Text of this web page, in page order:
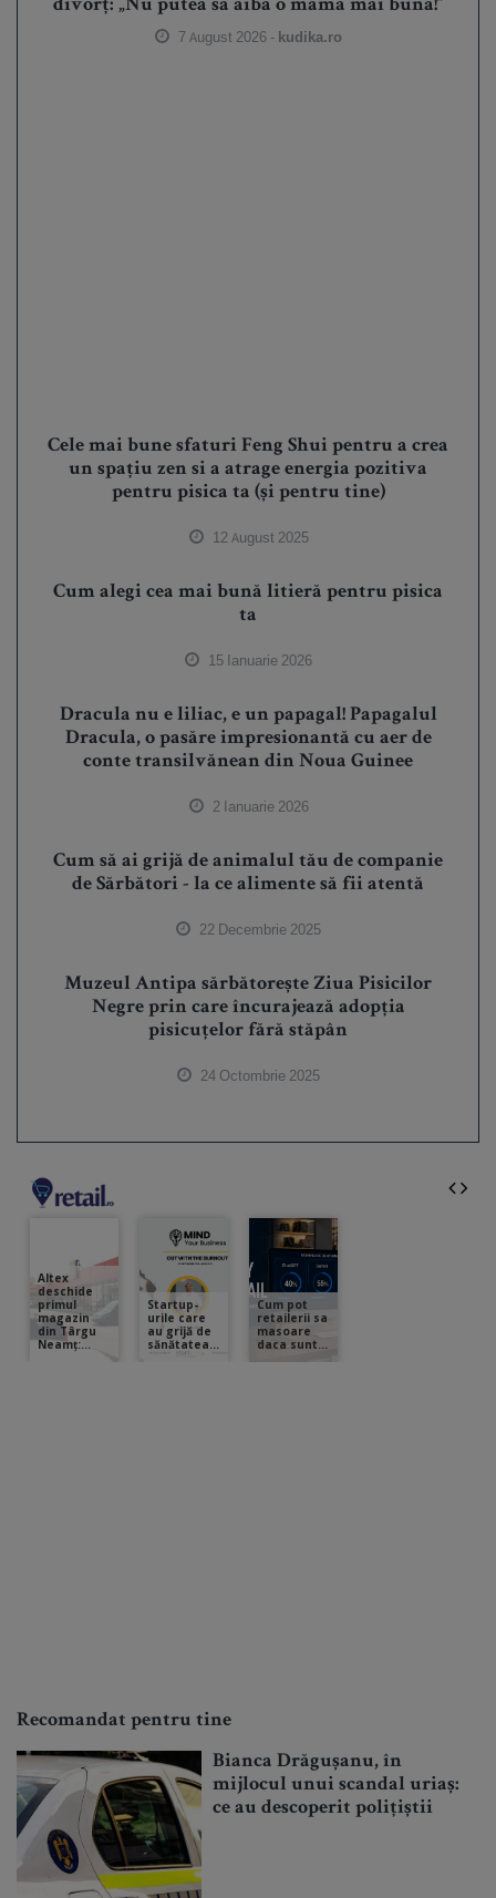
divorț: „Nu putea să aibă o mamă mai bună!”
7 August 2026 - kudika.ro
Cele mai bune sfaturi Feng Shui pentru a crea
un spațiu zen si a atrage energia pozitiva
pentru pisica ta (și pentru tine)
12 August 2025
Cum alegi cea mai bună litieră pentru pisica
ta
15 Ianuarie 2026
Dracula nu e liliac, e un papagal! Papagalul
Dracula, o pasăre impresionantă cu aer de
conte transilvănean din Noua Guinee
2 Ianuarie 2026
Cum să ai grijă de animalul tău de companie
de Sărbători - la ce alimente să fii atentă
22 Decembrie 2025
Muzeul Antipa sărbătorește Ziua Pisicilor
Negre prin care încurajează adopția
pisicuțelor fără stăpân
24 Octombrie 2025
Recomandat pentru tine
Bianca Drăgușanu, în
mijlocul unui scandal uriaș:
ce au descoperit polițiștii